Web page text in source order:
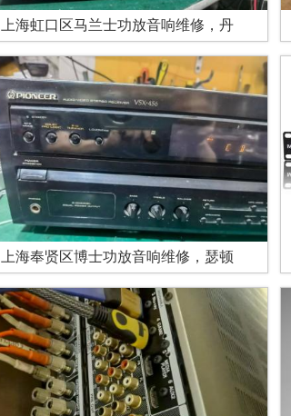
上海虹口区马兰士功放音响维修，丹
上海奉贤区博士功放音响维修，瑟顿